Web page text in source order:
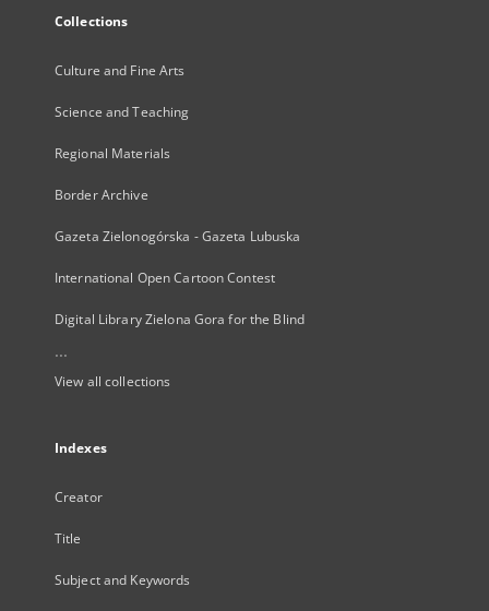
Collections
Culture and Fine Arts
Science and Teaching
Regional Materials
Border Archive
Gazeta Zielonogórska - Gazeta Lubuska
International Open Cartoon Contest
Digital Library Zielona Gora for the Blind
...
View all collections
Indexes
Creator
Title
Subject and Keywords